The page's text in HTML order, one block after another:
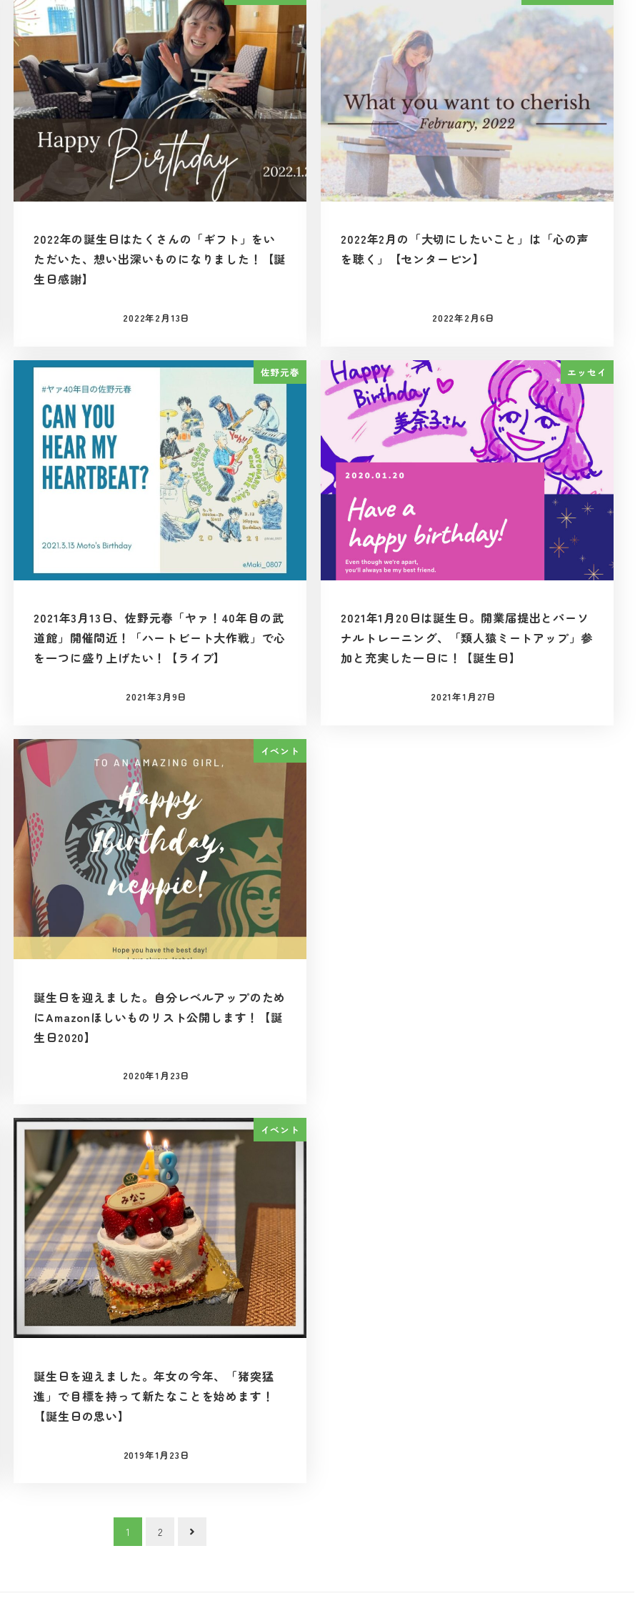
2022年の誕生日はたくさんの「ギフト」をい
ただいた、想い出深いものになりました！【誕
生日感謝】
投稿日
2022年2月13日
2022年2月の「大切にしたいこと」は「心の声
を聴く」【センターピン】
投稿日
2022年2月6日
佐野元春
2021年3月13日、佐野元春「ヤァ！40年目の武
道館」開催間近！「ハートビート大作戦」で心
を一つに盛り上げたい！【ライブ】
投稿日
2021年3月9日
エッセイ
2021年1月20日は誕生日。開業届提出とパーソ
ナルトレーニング、「類人猿ミートアップ」参
加と充実した一日に！【誕生日】
投稿日
2021年1月27日
イベント
誕生日を迎えました。自分レベルアップのため
にAmazonほしいものリスト公開します！【誕
生日2020】
投稿日
2020年1月23日
イベント
誕生日を迎えました。年女の今年、「猪突猛
進」で目標を持って新たなことを始めます！
【誕生日の思い】
投稿日
2019年1月23日
1 2